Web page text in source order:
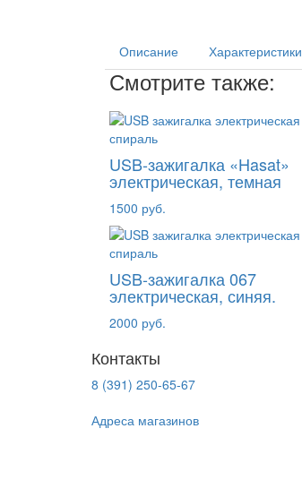
Описание Характеристики
Смотрите также:
USB-зажигалка «Hasat»
электрическая, темная
1500 руб.
USB-зажигалка 067
электрическая, синяя.
2000 руб.
Контакты
8 (391) 250-65-67
Адреса магазинов